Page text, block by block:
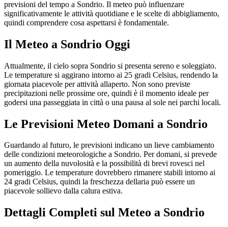
previsioni del tempo a Sondrio. Il meteo può influenzare
significativamente le attività quotidiane e le scelte di abbigliamento,
quindi comprendere cosa aspettarsi è fondamentale.
Il Meteo a Sondrio Oggi
Attualmente, il cielo sopra Sondrio si presenta sereno e soleggiato.
Le temperature si aggirano intorno ai 25 gradi Celsius, rendendo la
giornata piacevole per attività allaperto. Non sono previste
precipitazioni nelle prossime ore, quindi è il momento ideale per
godersi una passeggiata in città o una pausa al sole nei parchi locali.
Le Previsioni Meteo Domani a Sondrio
Guardando al futuro, le previsioni indicano un lieve cambiamento
delle condizioni meteorologiche a Sondrio. Per domani, si prevede
un aumento della nuvolosità e la possibilità di brevi rovesci nel
pomeriggio. Le temperature dovrebbero rimanere stabili intorno ai
24 gradi Celsius, quindi la freschezza dellaria può essere un
piacevole sollievo dalla calura estiva.
Dettagli Completi sul Meteo a Sondrio